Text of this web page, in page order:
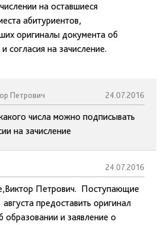
на оставшиеся
абитуриентов,
оригиналы документа об
согласия на зачисление.
Петрович 24.07.2016
числа можно подписывать
на зачисление
24.07.2016
Петрович. Поступающие
предоставить оригинал
образовании и заявление о